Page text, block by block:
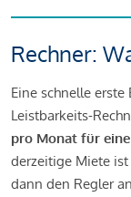
Rechner:
Eine schnelle
Leistbarkeits-
pro Monat für
derzeitige Miete ist
dann den Regler